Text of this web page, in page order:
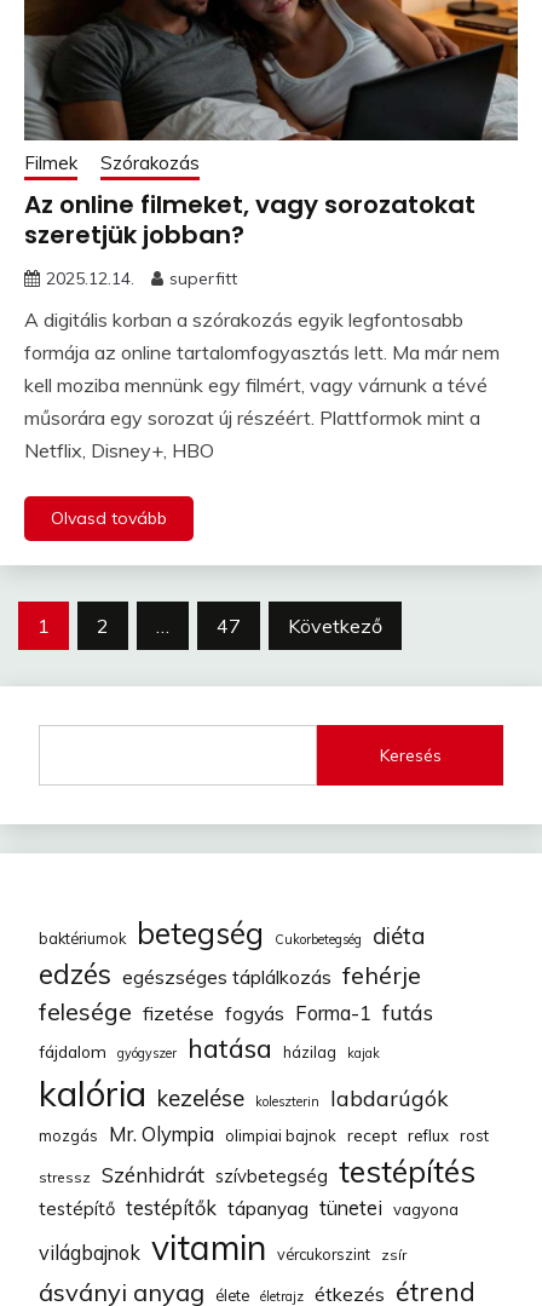
Filmek Szórakozás
Az online filmeket, vagy sorozatokat
szeretjük jobban?
2025.12.14. superfitt
A digitális korban a szórakozás egyik legfontosabb
formája az online tartalomfogyasztás lett. Ma már nem
kell moziba mennünk egy filmért, vagy várnunk a tévé
műsorára egy sorozat új részéért. Plattformok mint a
Netflix, Disney+, HBO
Olvasd tovább
Bejegyzések
1 2 … 47 Következő
Keresés
baktériumok betegség Cukorbetegség diéta
edzés egészséges táplálkozás fehérje
felesége fizetése fogyás Forma-1 futás
fájdalom gyógyszer hatása házilag kajak
kalória kezelése koleszterin labdarúgók
mozgás Mr. Olympia olimpiai bajnok recept reflux rost
stressz Szénhidrát szívbetegség testépítés
testépítő testépítők tápanyag tünetei vagyona
világbajnok vitamin vércukorszint zsír
ásványi anyag élete életrajz étkezés étrend